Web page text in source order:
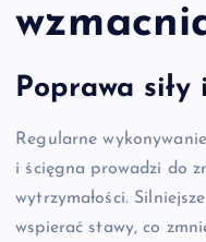
Poprawa siły
Regularne
i ścięgna prowadzi do
wytrzymałości.
wspierać stawy, co